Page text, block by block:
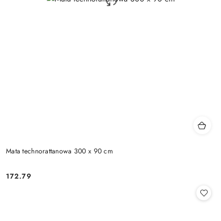
Mata technorattanowa 300 x 90 cm
Cena:
172.79